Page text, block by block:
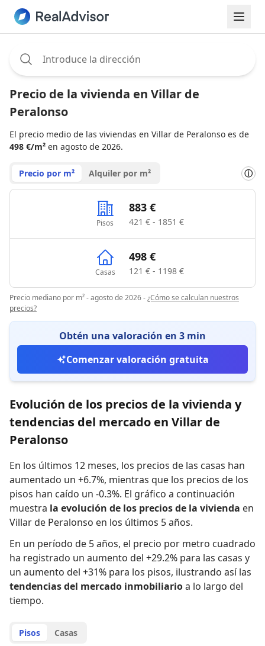
Precio de la vivienda en Villar de
Peralonso
El precio medio de las viviendas en Villar de Peralonso es de
498 €/m² en agosto de 2026.
Precio por m² Alquiler por m² ⓘ
Pisos
883 €
421 € - 1851 €
Casas
498 €
121 € - 1198 €
Precio mediano por m² - agosto de 2026-¿Cómo se calculan nuestros
precios?
Obtén una valoración en 3 min
Comenzar valoración gratuita
Evolución de los precios de la vivienda y
tendencias del mercado en Villar de
Peralonso
En los últimos 12 meses, los precios de las casas han
aumentado un +6.7%, mientras que los precios de los
pisos han caído un -0.3%. El gráfico a continuación
muestra la evolución de los precios de la vivienda en
Villar de Peralonso en los últimos 5 años.
En un período de 5 años, el precio por metro cuadrado
ha registrado un aumento del +29.2% para las casas y
un aumento del +31% para los pisos, ilustrando así las
tendencias del mercado inmobiliarioa lo largo del
tiempo.
Pisos Casas